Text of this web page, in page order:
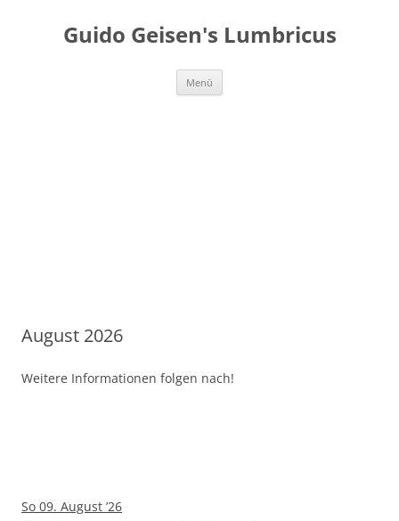
Guido Geisen's Lumbricus
Menü
August 2026
Weitere Informationen folgen nach!
So 09. August ’26